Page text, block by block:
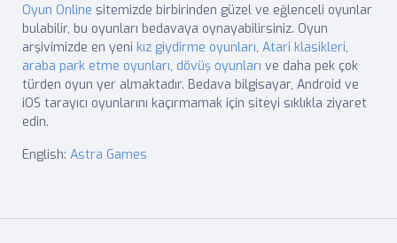
Oyun Online sitemizde birbirinden güzel ve eğlenceli oyunlar
bulabilir, bu oyunları bedavaya oynayabilirsiniz. Oyun
arşivimizde en yeni kız giydirme oyunları, Atari klasikleri,
araba park etme oyunları, dövüş oyunları ve daha pek çok
türden oyun yer almaktadır. Bedava bilgisayar, Android ve
iOS tarayıcı oyunlarını kaçırmamak için siteyi sıklıkla ziyaret
edin.
English: Astra Games